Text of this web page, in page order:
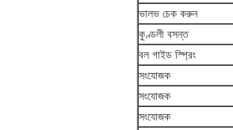
ভালভ চেক করুন
কুণ্ডলী বসন্ত
বল গাইড স্প্রিং
সংযোজক
সংযোজক
সংযোজক